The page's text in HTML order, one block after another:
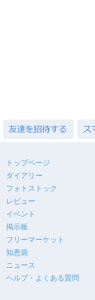
トップページ
ダイアリー
フォトストック
レビュー
イベント
掲示板
フリーマーケット
知恵袋
ニュース
ヘルプ・よくある質問